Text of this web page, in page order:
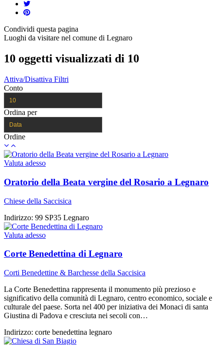
Condividi questa pagina
Luoghi da visitare nel comune di Legnaro
10 oggetti visualizzati di 10
Attiva/Disattiva Filtri
Conto
10
Ordina per
Data
Ordine
Valuta adesso
Oratorio della Beata vergine del Rosario a Legnaro
Chiese della Saccisica
Indirizzo: 99 SP35 Legnaro
Valuta adesso
Corte Benedettina di Legnaro
Corti Benedettine & Barchesse della Saccisica
La Corte Benedettina rappresenta il monumento più prezioso e
significativo della comunità di Legnaro, centro economico, sociale e
culturale del paese. Sorta nel 400 per iniziativa dei Monaci di santa
Giustina di Padova e cresciuta nei secoli con…
Indirizzo: corte benedettina legnaro